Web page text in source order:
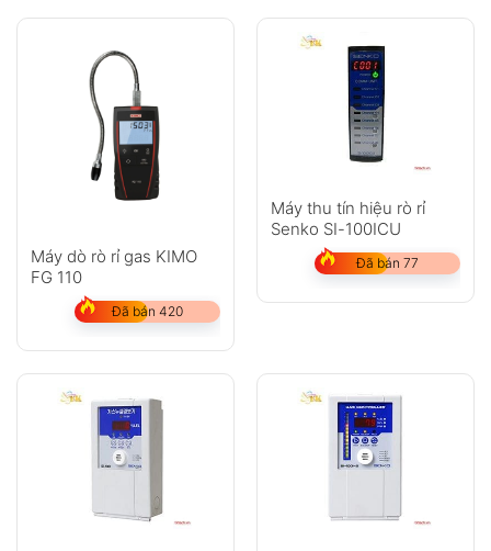
Máy dò rò rỉ gas KIMO
FG 110
Đã bán 420
Máy thu tín hiệu rò rỉ
Senko SI-100ICU
Đã bán 77